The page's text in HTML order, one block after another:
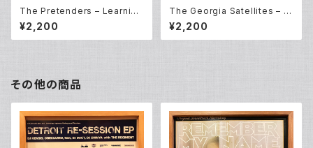
The Pretenders – Learning
To Crawl (LP)
¥2,200
The Georgia Satellites – O
pen All Night (LP)
¥2,200
その他の商品